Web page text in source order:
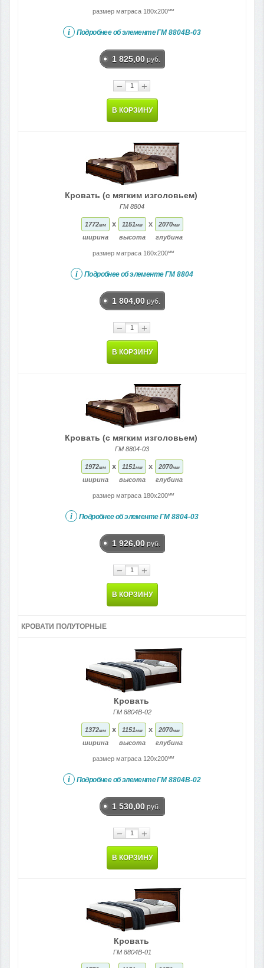
размер матраса 180x200мм
i Подробнее об элементеГМ 8804В-03
1 825,00 руб.
− +
В КОРЗИНУ
Кровать (с мягким изголовьем)
ГМ 8804
1772мм
ширина
x 1151мм
высота
x 2070мм
глубина
размер матраса 160x200мм
i Подробнее об элементеГМ 8804
1 804,00 руб.
− +
В КОРЗИНУ
Кровать (с мягким изголовьем)
ГМ 8804-03
1972мм
ширина
x 1151мм
высота
x 2070мм
глубина
размер матраса 180x200мм
i Подробнее об элементеГМ 8804-03
1 926,00 руб.
− +
В КОРЗИНУ
КРОВАТИ ПОЛУТОРНЫЕ
Кровать
ГМ 8804В-02
1372мм
ширина
x 1151мм
высота
x 2070мм
глубина
размер матраса 120x200мм
i Подробнее об элементеГМ 8804В-02
1 530,00 руб.
− +
В КОРЗИНУ
Кровать
ГМ 8804В-01